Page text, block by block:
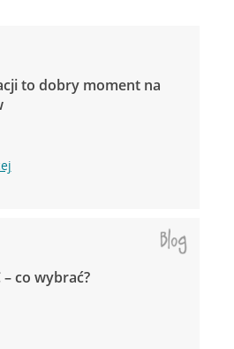
to dobry moment na
– co wybrać?